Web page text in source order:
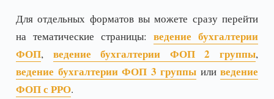
Для отдельных форматов вы можете сразу перейти
на тематические страницы: ведение бухгалтерии
ФОП, ведение бухгалтерии ФОП 2 группы,
ведение бухгалтерии ФОП 3 группы или ведение
ФОП с РРО.